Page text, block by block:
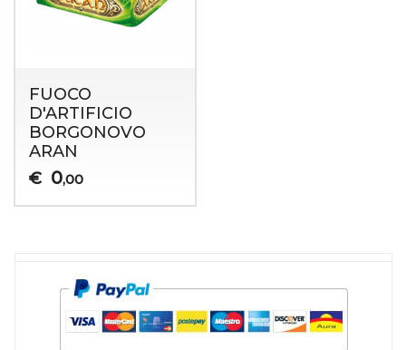
FUOCO
D'ARTIFICIO
BORGONOVO
ARAN
€ 0,00